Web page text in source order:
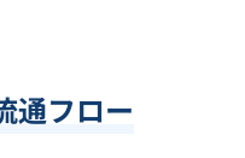
通フロー